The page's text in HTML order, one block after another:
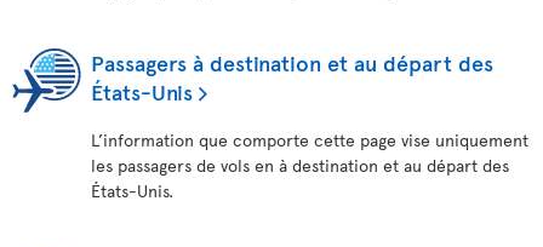
Passagers à destination et au départ des
États-Unis
L’information que comporte cette page vise uniquement
les passagers de vols en à destination et au départ des
États-Unis.